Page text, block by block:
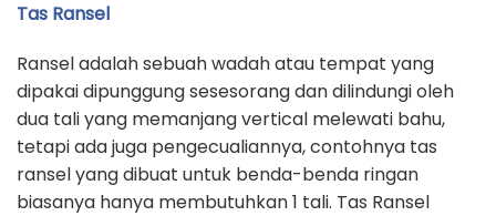
Tas Ransel
Ransel adalah sebuah wadah atau tempat yang
dipakai dipunggung sesesorang dan dilindungi oleh
dua tali yang memanjang vertical melewati bahu,
tetapi ada juga pengecualiannya, contohnya tas
ransel yang dibuat untuk benda-benda ringan
biasanya hanya membutuhkan 1 tali. Tas Ransel